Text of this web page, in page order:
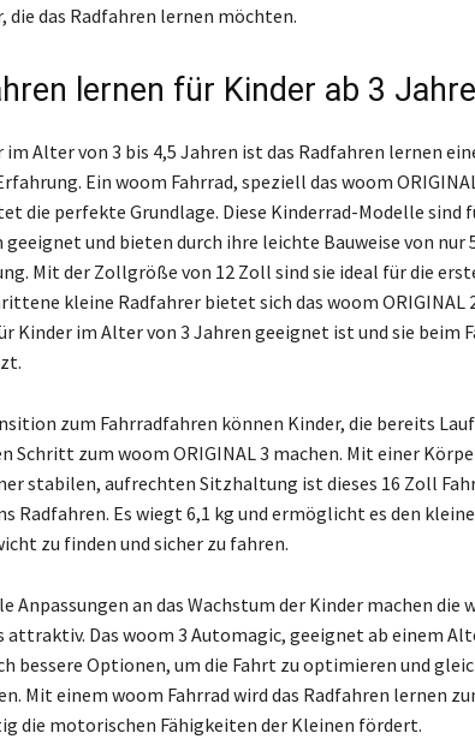
die das Radfahren lernen möchten.
lernen für Kinder ab 3
im Alter von 3 bis 4,5 Jahren ist das Radfahren lernen
Ein woom Fahrrad, speziell das woom
die perfekte Grundlage. Diese Kinderrad-Modelle sind
geeignet und bieten durch ihre leichte Bauweise von nur
Mit der Zollgröße von 12 Zoll sind sie ideal für die
kleine Radfahrer bietet sich das woom ORIGINAL
Kinder im Alter von 3 Jahren geeignet ist und sie beim
zum Fahrradfahren können Kinder, die bereits
Schritt zum woom ORIGINAL 3 machen. Mit einer
stabilen, aufrechten Sitzhaltung ist dieses 16 Zoll
Radfahren. Es wiegt 6,1 kg und ermöglicht es den
zu finden und sicher zu fahren.
Anpassungen an das Wachstum der Kinder machen die
attraktiv. Das woom 3 Automagic, geeignet ab einem
bessere Optionen, um die Fahrt zu optimieren und
Mit einem woom Fahrrad wird das Radfahren lernen
die motorischen Fähigkeiten der Kleinen fördert.